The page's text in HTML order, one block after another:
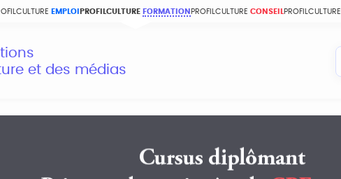
EMPLOI PROFILCULTURE FORMATION PROFILCULTURE CONSEIL PROFILCULTURE
et des médias